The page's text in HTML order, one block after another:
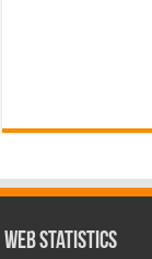
Web Statistics